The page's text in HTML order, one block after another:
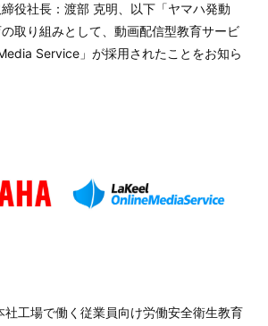
役社長：渡部 克明、以下「ヤマハ発動
取り組みとして、動画配信型教育サービ
Service」が採用されたことをお知ら
社工場で働く従業員向け労働安全衛生教育